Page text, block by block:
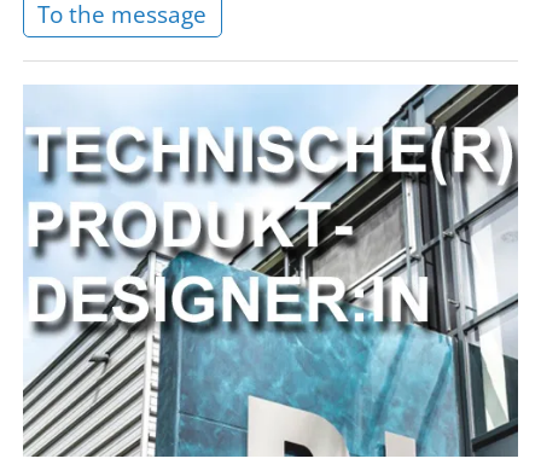
To the message